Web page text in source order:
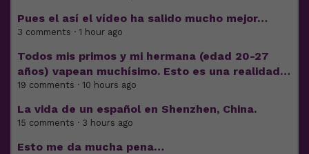
Pues el así el vídeo ha salido mucho mejor…
3 comments · 1 hour ago
Todos mis primos y mi hermana (edad 20-27
años) vapean muchísimo. Esto es una realidad…
19 comments · 10 hours ago
La vida de un español en Shenzhen, China.
15 comments · 3 hours ago
Esto me da mucha pena…